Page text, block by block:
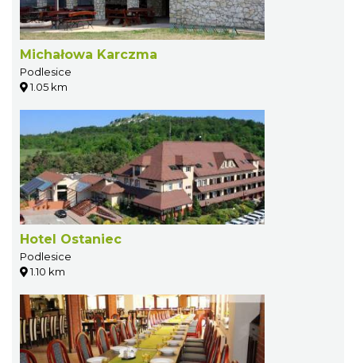
Michałowa Karczma
Podlesice
1.05 km
Hotel Ostaniec
Podlesice
1.10 km